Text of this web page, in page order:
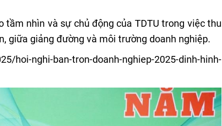
nhìn và sự chủ động của TDTU trong việc thu
giữa giảng đường và môi trường doanh nghiệp.
hoi-nghi-ban-tron-doanh-nghiep-2025-dinh-hinh-